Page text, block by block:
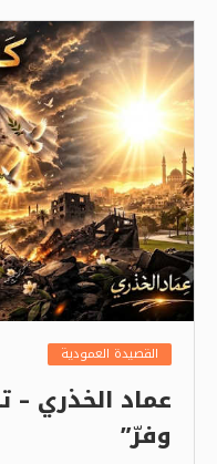
القصيدة العمودية
عماد الخذري
وفرّ”